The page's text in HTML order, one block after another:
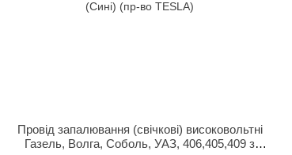
Провід запалювання (свічкові) високовольтні
Газель, Волга, Соболь, УАЗ, 406,405,409 з